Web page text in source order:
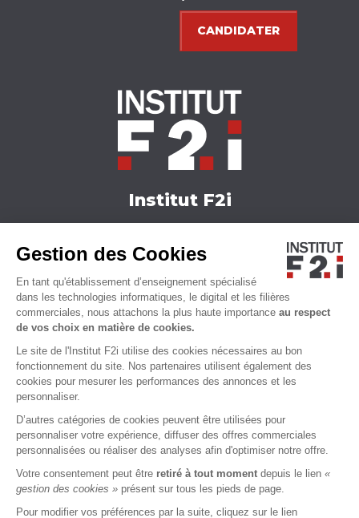
Gestion des Cookies
En tant qu'établissement d’enseignement spécialisé
dans les technologies informatiques, le digital et les filières
commerciales, nous attachons la plus haute importance au respect
de vos choix en matière de cookies.
Le site de l'Institut F2i utilise des cookies nécessaires au bon
fonctionnement du site. Nos partenaires utilisent également des
cookies pour mesurer les performances des annonces et les
personnaliser.
D’autres catégories de cookies peuvent être utilisées pour
personnaliser votre expérience, diffuser des offres commerciales
personnalisées ou réaliser des analyses afin d'optimiser notre offre.
Votre consentement peut être retiré à tout moment depuis le lien «
gestion des cookies » présent sur tous les pieds de page.
Pour modifier vos préférences par la suite, cliquez sur le lien
CANDIDATER
Institut F2i
Actualités
Qui sommes-nous ?
Accessibilité
MENTIONS LÉGALES CGU CGS CHARTE VIE PRIVÉE